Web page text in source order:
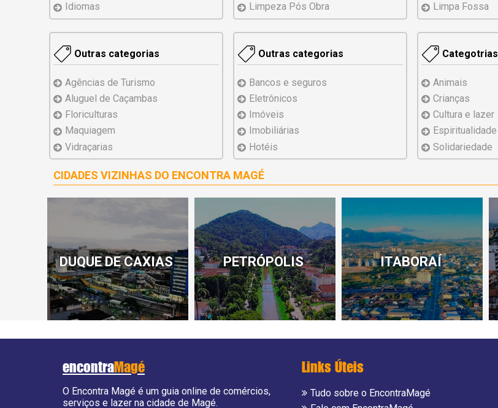
Idiomas
Limpeza Pós Obra
Limpa Fossa
Outras categorias
Agências de Turismo
Aluguel de Caçambas
Floriculturas
Maquiagem
Vidraçarias
Outras categorias
Bancos e seguros
Eletrônicos
Imóveis
Imobiliárias
Hotéis
Categotrias
Animais
Crianças
Cultura e lazer
Espiritualidade
Solidariedade
CIDADES VIZINHAS DO ENCONTRA MAGÉ
DUQUE DE CAXIAS PETRÓPOLIS ITABORAÍ
encontraMagé
O Encontra Magé é um guia online de comércios,
serviços e lazer na cidade de Magé.
Links Úteis
Tudo sobre o EncontraMagé